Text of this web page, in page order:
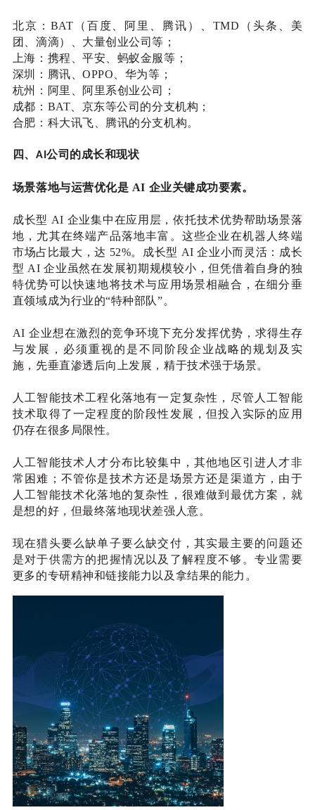
北京：BAT（百度、阿里、腾讯）、TMD（头条、美
团、滴滴）、大量创业公司等；
上海：携程、平安、蚂蚁金服等；
深圳：腾讯、OPPO、华为等；
杭州：阿里、阿里系创业公司；
成都：BAT、京东等公司的分支机构；
合肥：科大讯飞、腾讯的分支机构。
四、 A I公司的成长和现状
场景落地与运营优化是 AI 企业关键成功要素。
成长型 AI 企业集中在应用层，依托技术优势帮助场景落
地，尤其在终端产品落地丰富。这些企业在机器人终端
市场占比最大，达 52%。成长型 AI 企业小而灵活：成长
型 AI 企业虽然在发展初期规模较小，但凭借着自身的独
特优势可以快速地将技术与应用场景相融合，在细分垂
直领域成为行业的“特种部队”。
AI 企业想在激烈的竞争环境下充分发挥优势，求得生存
与发展，必须重视的是不同阶段企业战略的规划及实
施，先垂直渗透后向上发展，精于技术强于场景。
人工智能技术工程化落地有一定复杂性，尽管人工智能
技术取得了一定程度的阶段性发展，但投入实际的应用
仍存在很多局限性。
人工智能技术人才分布比较集中，其他地区引进人才非
常困难； 不管你是技术方还是场景方还是渠道方，由于
人工智能技术化落地的复杂性，很难做到最优方案，就
是想的好，但最终落地现状差强人意。
现在猎头要么缺单子要么缺交付，其实最主要的问题还
是对于供需方的把握情况以及了解程度不够。 专业需要
更多的专研精神和链接能力以及拿结果的能力。